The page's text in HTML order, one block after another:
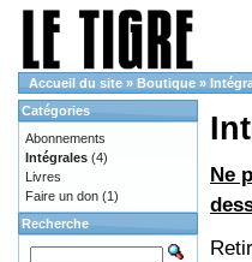
Accueil du site » Boutique »
Ne
Catégories
Abonnements
Intégrales (4)
Livres
Faire un don (1)
Recherche